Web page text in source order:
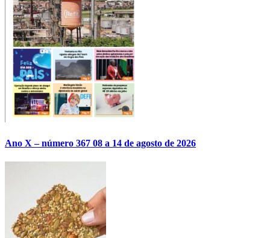
Ano X – número 367 08 a 14 de agosto de 2026